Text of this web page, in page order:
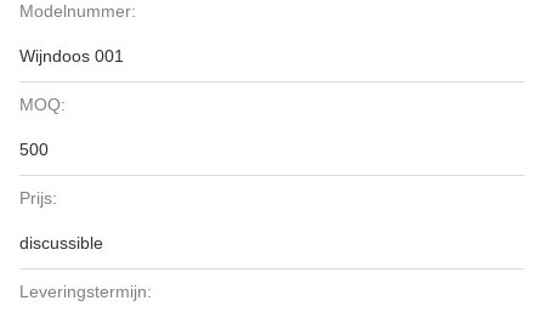
Modelnummer:
Wijndoos 001
MOQ:
500
Prijs:
discussible
Leveringstermijn: